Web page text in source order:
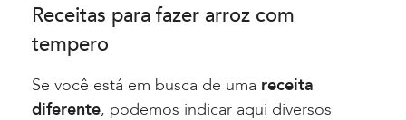
Receitas para fazer arroz com
tempero
Se você está em busca de uma receita
diferente, podemos indicar aqui diversos